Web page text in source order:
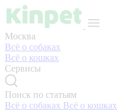
Москва
Всё о собаках
Всё о кошках
Сервисы
Поиск по статьям
Всё о собаках Всё о кошках